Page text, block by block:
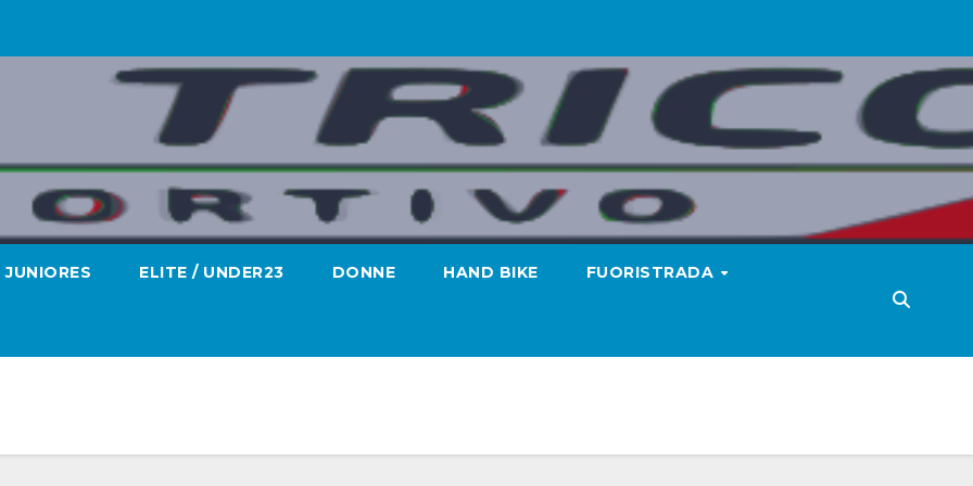
JUNIORES ELITE / UNDER23 DONNE HAND BIKE FUORISTRADA